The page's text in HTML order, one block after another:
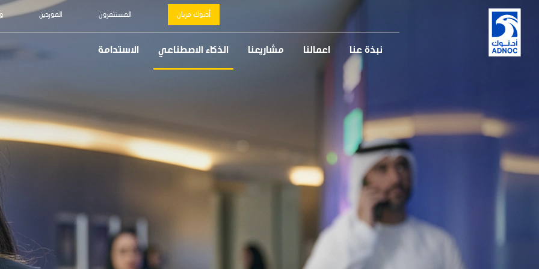
أدنوك مربان المستثمرون الموردين
نبذة عنا اعمالنا مشاريعنا الذكاء الاصطناعي الاستدامة